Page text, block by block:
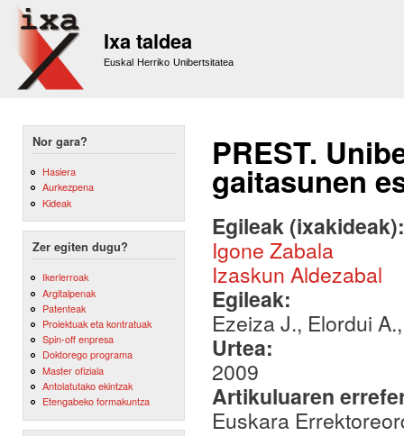
Ixa taldea
Euskal Herriko Unibertsitatea
Nor gara?
Hasiera
Aurkezpena
Kideak
Zer egiten dugu?
Ikerlerroak
Argitalpenak
Patenteak
Proiektuak eta kontratuak
Spin-off enpresa
Doktorego programa
Master ofiziala
Antolatutako ekintzak
Etengabeko formakuntza
PREST.
gaitasunen
Egileak
Igone Zabala
Izaskun Aldezabal
Egileak:
Ezeiza J., Elordui
Urtea:
2009
Artikuluaren
Euskara